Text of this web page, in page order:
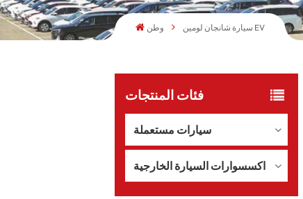
وطن سيارة شانجان لومين EV
فئات المنتجات
سيارات مستعملة
اكسسوارات السيارة الخارجية